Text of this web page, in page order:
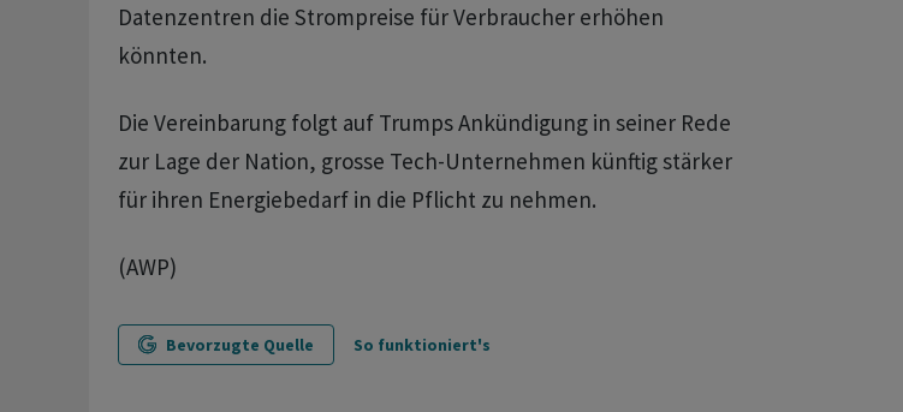
Datenzentren die Strompreise für Verbraucher erhöhen
könnten.
Die Vereinbarung folgt auf Trumps Ankündigung in seiner Rede
zur Lage der Nation, grosse Tech-Unternehmen künftig stärker
für ihren Energiebedarf in die Pflicht zu nehmen.
(AWP)
Bevorzugte Quelle So funktioniert's